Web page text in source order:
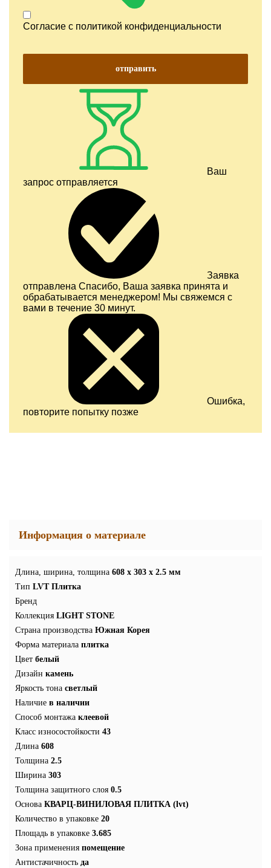
Согласие с политикой конфиденциальности
отправить
Ваш
запрос отправляется
Заявка
отправлена Спасибо, Ваша заявка принята и
обрабатывается менеджером! Мы свяжемся с
вами в течение 30 минут.
Ошибка,
повторите попытку позже
Информация о материале
Длина, ширина, толщина 608 x 303 x 2.5 мм
Тип LVT Плитка
Бренд
Коллекция LIGHT STONE
Страна производства Южная Корея
Форма материала плитка
Цвет белый
Дизайн камень
Яркость тона светлый
Наличие в наличии
Способ монтажа клеевой
Класс износостойкости 43
Длина 608
Толщина 2.5
Ширина 303
Толщина защитного слоя 0.5
Основа КВАРЦ-ВИНИЛОВАЯ ПЛИТКА (lvt)
Количество в упаковке 20
Площадь в упаковке 3.685
Зона применения помещение
Антистачичность да